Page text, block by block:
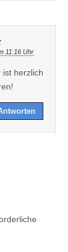
11:16 Uhr
ist herzlich